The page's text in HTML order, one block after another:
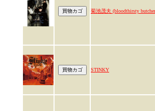
菊池茂夫 (bloodthirsty
STINKY